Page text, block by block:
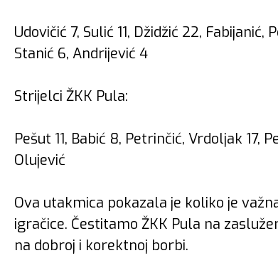
Udovičić 7, Sulić 11, Džidžić 22,
Stanić 6, Andrijević 4
Strijelci ŽKK Pula:
Pešut 11, Babić 8, Petrinčić, Vrdoljak 17,
Olujević
Ova utakmica pokazala je koliko je
igračice. Čestitamo ŽKK Pula na
na dobroj i korektnoj borbi.